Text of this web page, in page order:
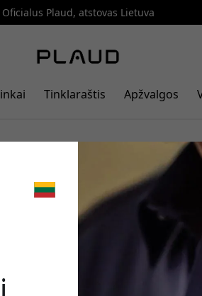
Oficialus Plaud, atstovas Lietuva
Tinklaraštis Apžvalgos
Alla on Plaud Note:
🎉 Jūsų